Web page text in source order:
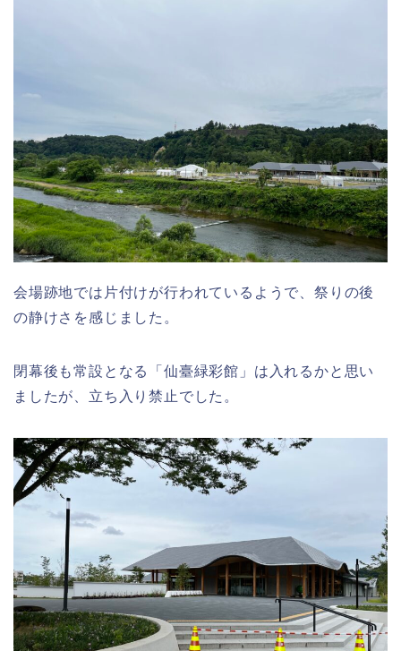
会場跡地では片付けが行われているようで、祭りの後
の静けさを感じました。
閉幕後も常設となる「仙臺緑彩館」は入れるかと思い
ましたが、立ち入り禁止でした。